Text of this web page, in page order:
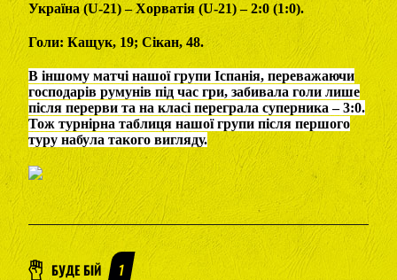
Україна (U-21) – Хорватія (U-21) – 2:0 (1:0).
Голи: Кащук, 19; Сікан, 48.
В іншому матчі нашої групи Іспанія, переважаючи
господарів румунів під час гри, забивала голи лише
після перерви та на класі переграла суперника – 3:0.
Тож турнірна таблиця нашої групи після першого
туру набула такого вигляду.
БУДЕ БІЙ 1